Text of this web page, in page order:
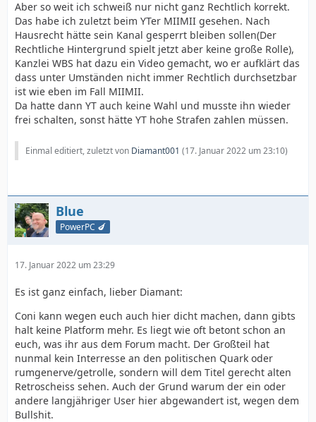
weniger Arbeit zu haben weils jetzt ein Unterforum gibt
- ist das bloß ein Trugschluss. - technisch ist hier schon
lange nix mehr. Aktuell gibts doch bloß noch 2-3 User
die ihre 486er zeigen. Der Rest redet über das Wetter.
Aber gut Vorschlag wäre: das Forum dicht machen, alles
auf Telegramm verschieben - wirklich viel geht hier eh
nicht. und wenn wir jetzt noch mehr einschränken,
dann sitzen da 7 User die Gruppenkuscheln machen,
der Rest ist dann halt inaktiv, und das sehen dann auch
eben Gäste und neue Member. - wozu also Geld und
Kraft hier reinstecken wenn es sich eh nicht mehr
lohnt?
Ich bin trotzdem gespannt wie sich das alles hier
weiterentwickeln wird.
Aber so weit ich schweiß nur nicht ganz Rechtlich korrekt.
Das habe ich zuletzt beim YTer MIIMII gesehen. Nach
Hausrecht hätte sein Kanal gesperrt bleiben sollen(Der
Rechtliche Hintergrund spielt jetzt aber keine große Rolle),
Kanzlei WBS hat dazu ein Video gemacht, wo er aufklärt das
dass unter Umständen nicht immer Rechtlich durchsetzbar
ist wie eben im Fall MIIMII.
Da hatte dann YT auch keine Wahl und musste ihn wieder
frei schalten, sonst hätte YT hohe Strafen zahlen müssen.
Einmal editiert, zuletzt von Diamant001 (17. Januar 2022 um 23:10)
Blue
PowerPC 🍆
17. Januar 2022 um 23:29
Es ist ganz einfach, lieber Diamant:
Coni kann wegen euch auch hier dicht machen, dann gibts
halt keine Platform mehr. Es liegt wie oft betont schon an
euch, was ihr aus dem Forum macht. Der Großteil hat
nunmal kein Interresse an den politischen Quark oder
rumgenerve/getrolle, sondern will dem Titel gerecht alten
Retroscheiss sehen. Auch der Grund warum der ein oder
andere langjähriger User hier abgewandert ist, wegen dem
Bullshit.